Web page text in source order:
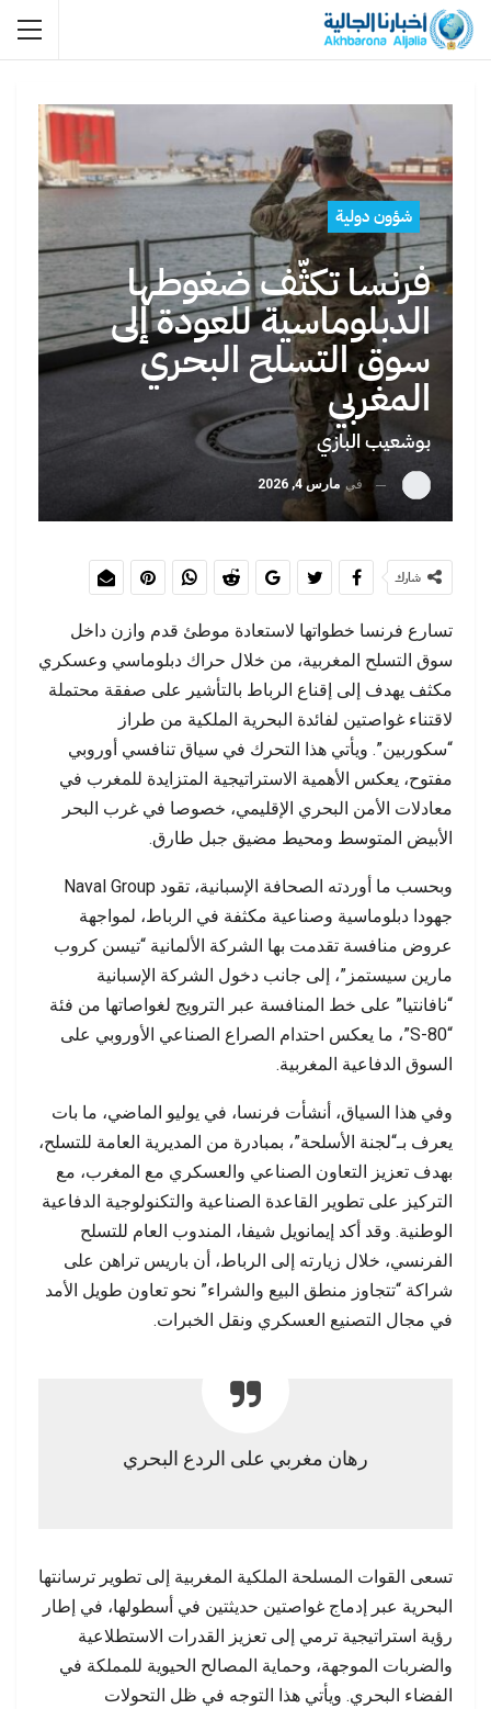
شؤون دولية
فرنسا تكثّف ضغوطها
الدبلوماسية للعودة إلى
سوق التسلح البحري
المغربي
بوشعيب البازي
في مارس 4, 2026
شارك
تسارع فرنسا خطواتها لاستعادة موطئ قدم وازن داخل
سوق التسلح المغربية، من خلال حراك دبلوماسي وعسكري
مكثف يهدف إلى إقناع الرباط بالتأشير على صفقة محتملة
لاقتناء غواصتين لفائدة البحرية الملكية من طراز
“سكوربين”. ويأتي هذا التحرك في سياق تنافسي أوروبي
مفتوح، يعكس الأهمية الاستراتيجية المتزايدة للمغرب في
معادلات الأمن البحري الإقليمي، خصوصا في غرب البحر
الأبيض المتوسط ومحيط مضيق جبل طارق.
وبحسب ما أوردته الصحافة الإسبانية، تقود Naval Group
جهودا دبلوماسية وصناعية مكثفة في الرباط، لمواجهة
عروض منافسة تقدمت بها الشركة الألمانية “تيسن كروب
مارين سيستمز”، إلى جانب دخول الشركة الإسبانية
“نافانتيا” على خط المنافسة عبر الترويج لغواصاتها من فئة
“S-80”، ما يعكس احتدام الصراع الصناعي الأوروبي على
السوق الدفاعية المغربية.
وفي هذا السياق، أنشأت فرنسا، في يوليو الماضي، ما بات
يعرف بـ“لجنة الأسلحة”، بمبادرة من المديرية العامة للتسلح،
بهدف تعزيز التعاون الصناعي والعسكري مع المغرب، مع
التركيز على تطوير القاعدة الصناعية والتكنولوجية الدفاعية
الوطنية. وقد أكد إيمانويل شيفا، المندوب العام للتسلح
الفرنسي، خلال زيارته إلى الرباط، أن باريس تراهن على
شراكة “تتجاوز منطق البيع والشراء” نحو تعاون طويل الأمد
في مجال التصنيع العسكري ونقل الخبرات.
رهان مغربي على الردع البحري
تسعى القوات المسلحة الملكية المغربية إلى تطوير ترسانتها
البحرية عبر إدماج غواصتين حديثتين في أسطولها، في إطار
رؤية استراتيجية ترمي إلى تعزيز القدرات الاستطلاعية
والضربات الموجهة، وحماية المصالح الحيوية للمملكة في
الفضاء البحري. ويأتي هذا التوجه في ظل التحولات